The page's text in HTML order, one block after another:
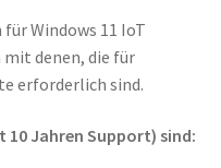
Windows 11 IoT
denen, die für
erforderlich sind.
10 Jahren Support) sind: